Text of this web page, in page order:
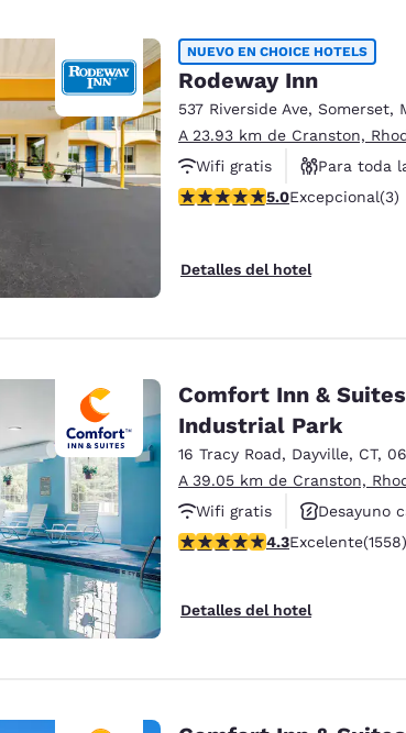
NUEVO EN CHOICE HOTELS
Rodeway Inn
537 Riverside Ave, Somerset,
A 23.93 km de Cranston,
Wifi gratis
Para toda
Calificación de 5 estrellas.
5.0Excepcional(3)
Detalles del hotel
Comfort Inn &
Industrial Park
16 Tracy Road, Dayville, CT,
A 39.05 km de Cranston,
Wifi gratis
Desayuno
Hoteles que aceptan
Calificación de 4.27 estrellas.
4.3Excelente(1558)
Detalles del hotel